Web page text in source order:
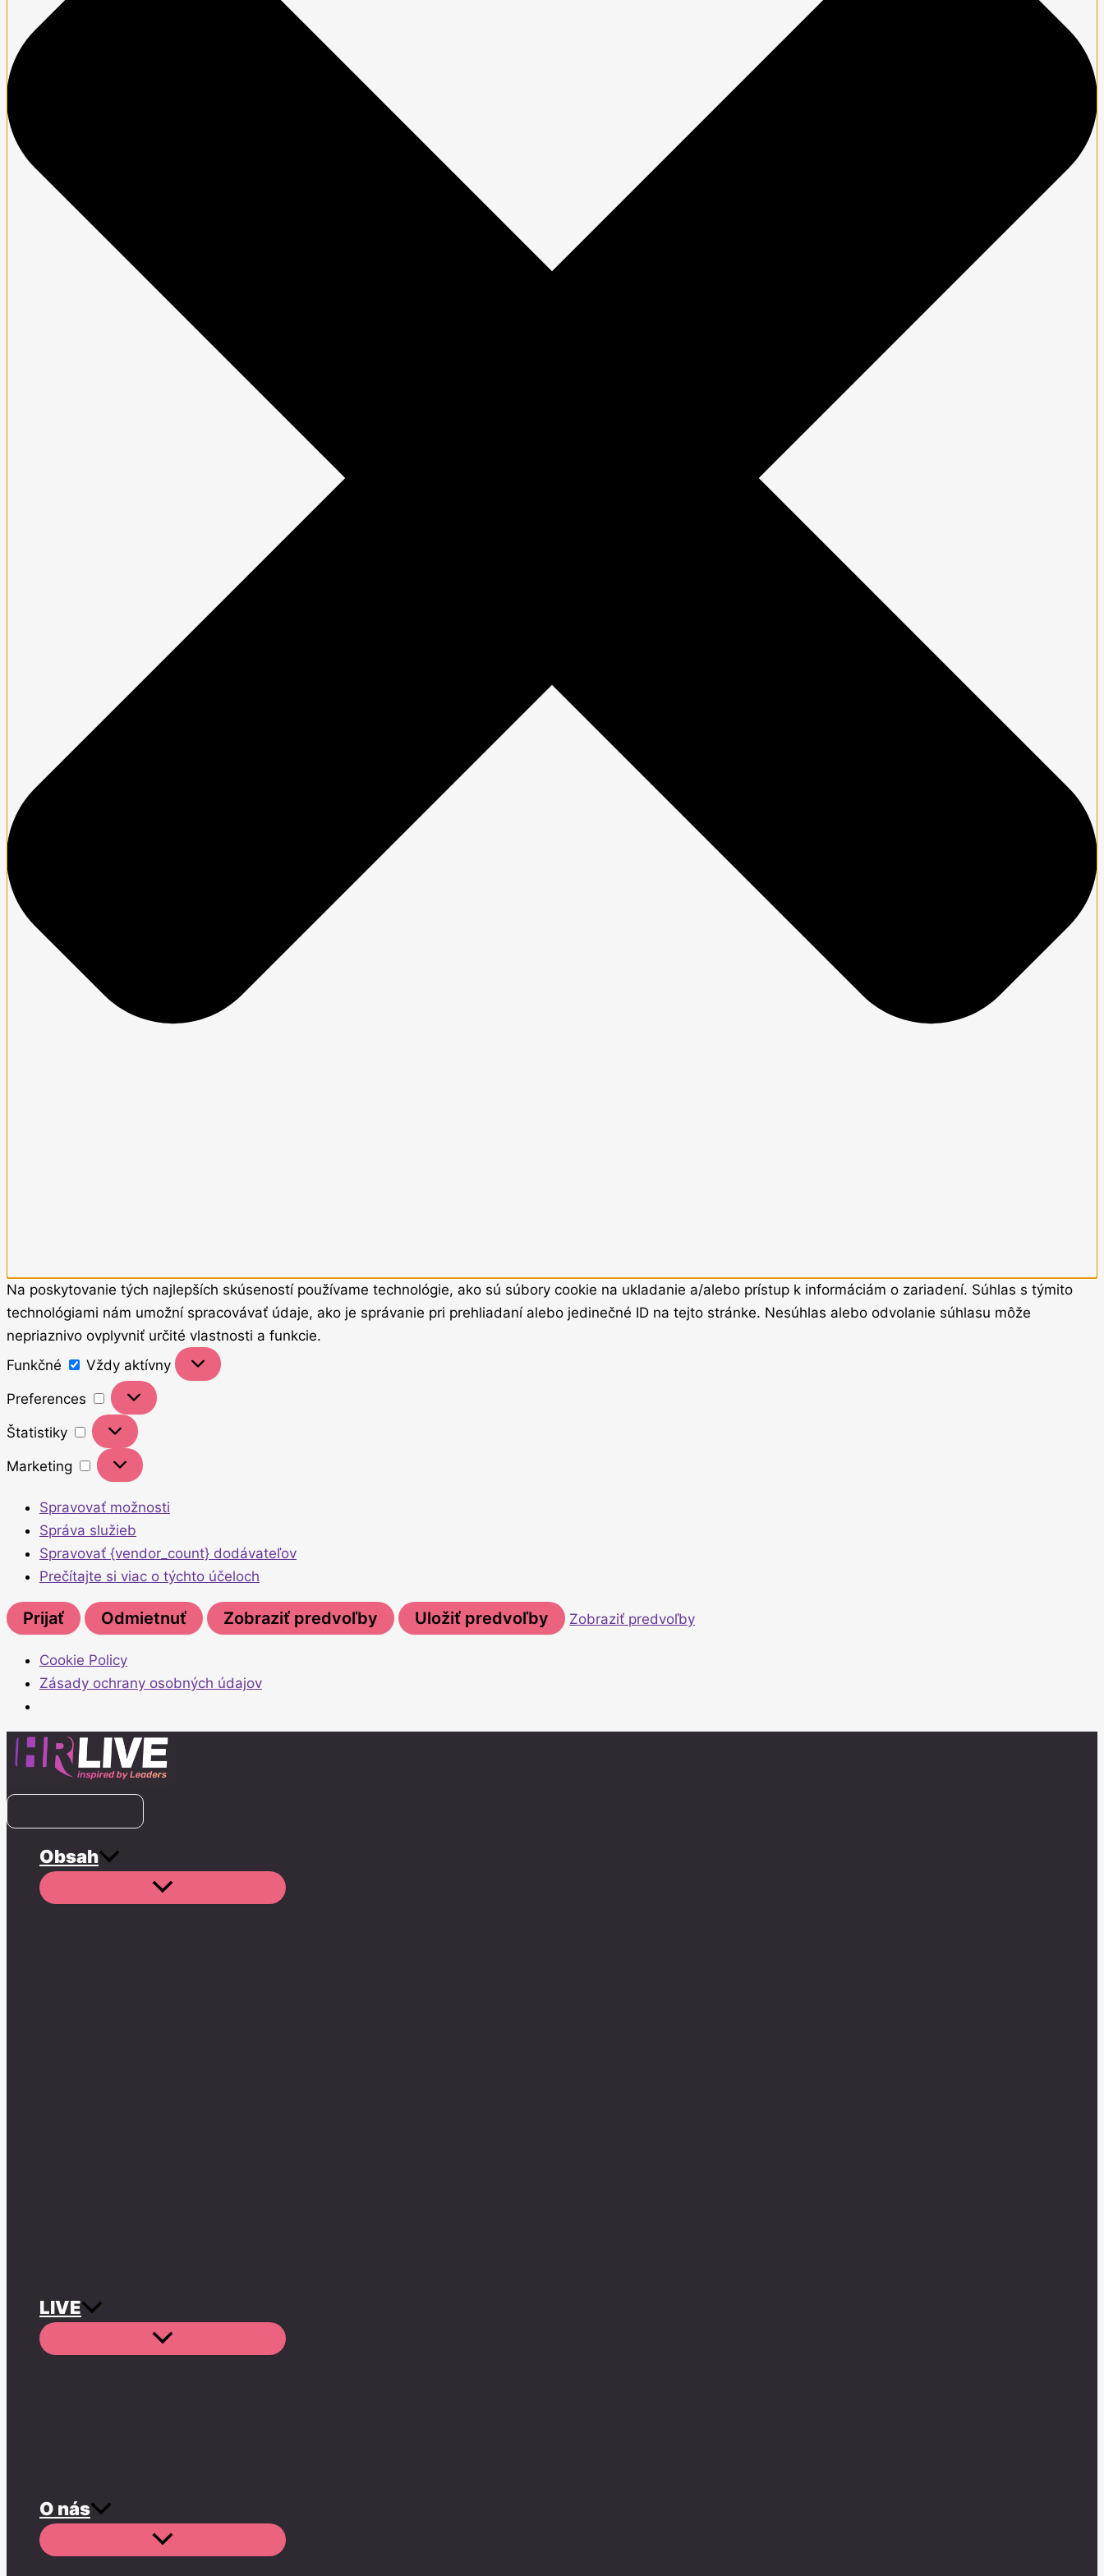
Na poskytovanie tých najlepších skúseností používame technológie, ako sú súbory cookie na ukladanie a/alebo prístup k informáciám o zariadení. Súhlas s týmito
technológiami nám umožní spracovávať údaje, ako je správanie pri prehliadaní alebo jedinečné ID na tejto stránke. Nesúhlas alebo odvolanie súhlasu môže
nepriaznivo ovplyvniť určité vlastnosti a funkcie.
Funkčné
Vždy aktívny
Preferences
Štatistiky
Marketing
Spravovať možnosti
Správa služieb
Spravovať {vendor_count} dodávateľov
Prečítajte si viac o týchto účeloch
Prijať Odmietnuť Zobraziť predvoľby Uložiť predvoľby Zobraziť predvoľby
Cookie Policy
Zásady ochrany osobných údajov
Search
for:
Obsah
LIVE
O nás